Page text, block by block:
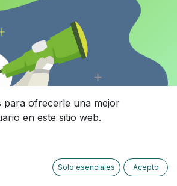
para ofrecerle una mejor
en este sitio web.
Solo esenciales Acepto